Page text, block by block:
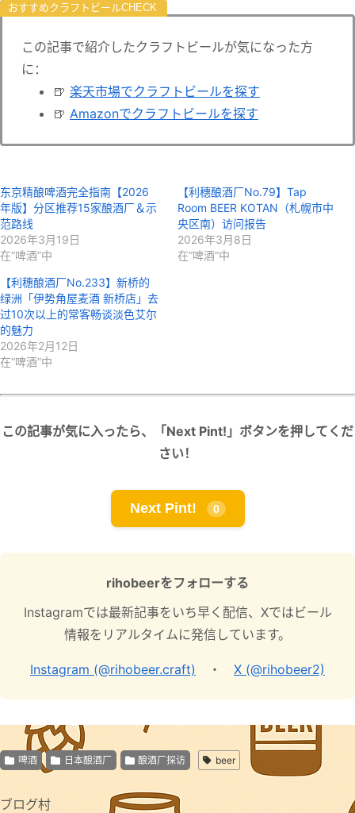
おすすめクラフトビール
この記事で紹介したクラフトビールが気になった方
に：
🍺 楽天市場でクラフトビールを探す
🍺 Amazonでクラフトビールを探す
东京精酿啤酒完全指南【2026
年版】分区推荐15家酿酒厂＆示
范路线
2026年3月19日
在“啤酒”中
【利穗酿酒厂No.79】Tap
Room BEER KOTAN（札幌市中
央区南）访问报告
2026年3月8日
在“啤酒”中
【利穗酿酒厂No.233】新桥的
绿洲「伊势角屋麦酒 新桥店」去
过10次以上的常客畅谈淡色艾尔
的魅力
2026年2月12日
在“啤酒”中
この記事が気に入ったら、「Next Pint!」ボタンを押してくだ
さい！
Next Pint! 0
rihobeerをフォローする
Instagramでは最新記事をいち早く配信、Xではビール
情報をリアルタイムに発信しています。
Instagram (@rihobeer.craft) ・ X (@rihobeer2)
啤酒 日本酿酒厂 酿酒厂探访 beer
ブログ村